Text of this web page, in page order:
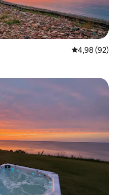
Gemiddelde
4,98 (92)